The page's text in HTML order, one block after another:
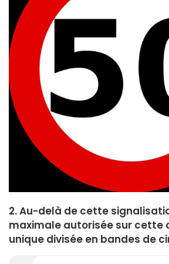
2. Au-delà de cette
maximale autorisée sur cette
unique divisée en bandes de